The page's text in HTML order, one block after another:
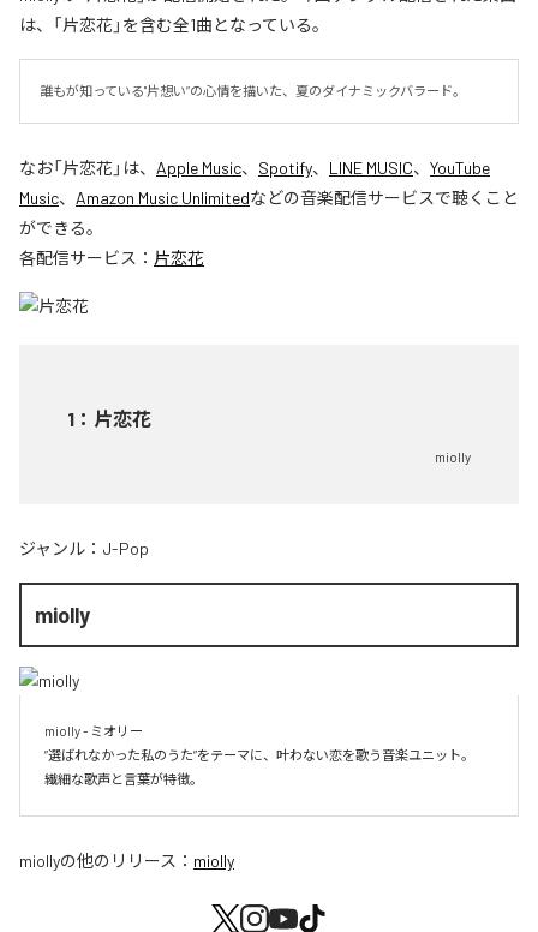
は、「片恋花」を含む全1曲となっている。
誰もが知っている"片想い”の心情を描いた、夏のダイナミックバラード。
なお「片恋花」は、 Apple Music、 Spotify、 LINE MUSIC、 YouTube
Music、 Amazon Music Unlimitedなどの音楽配信サービスで聴くこと
ができる。
各配信サービス： 片恋花
1 ： 片恋花
miolly
ジャンル： J-Pop
miolly
miolly - ミオリー
”選ばれなかった私のうた”をテーマに、叶わない恋を歌う音楽ユニット。
miollyの他のリリース： miolly